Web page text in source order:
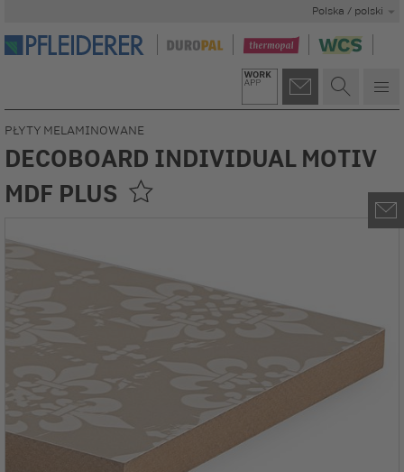
Polska / polski
PŁYTY MELAMINOWANE
DECOBOARD INDIVIDUAL MOTIV
MDF PLUS